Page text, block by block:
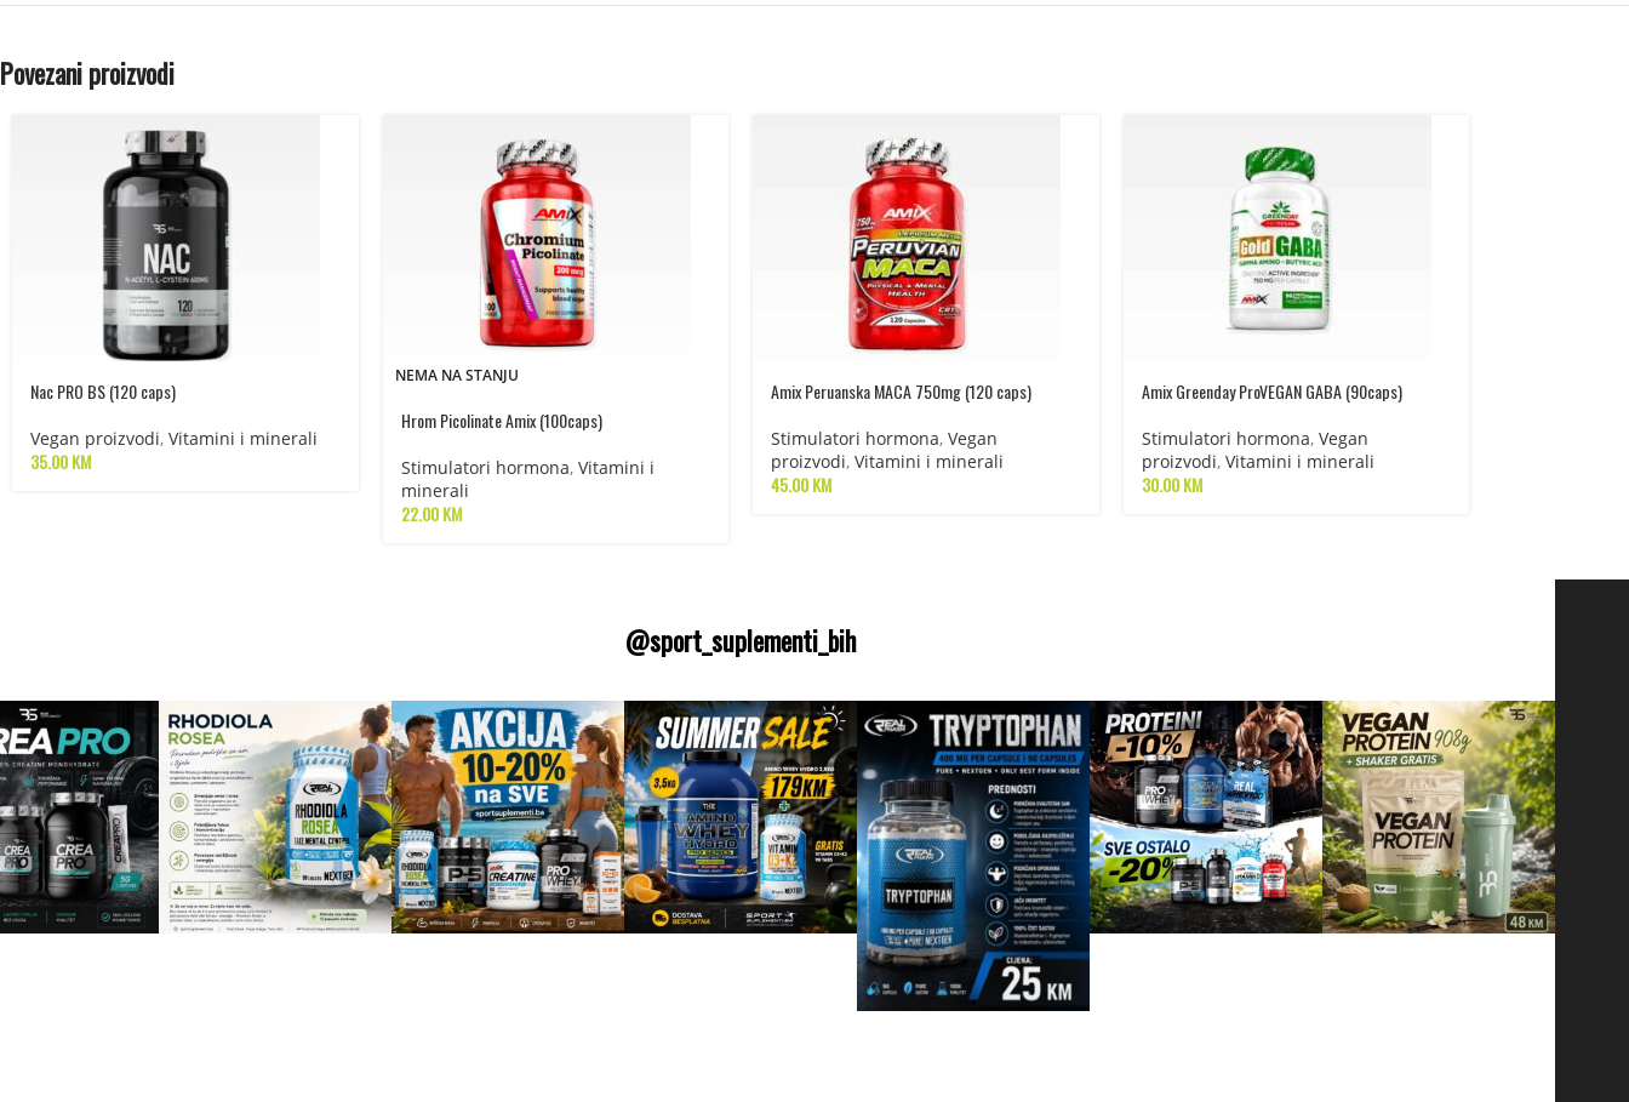
Povezani proizvodi
Nac PRO BS (120 caps)
Vegan proizvodi, Vitamini i minerali
35.00KM
NEMA NA STANJU
Hrom Picolinate Amix (100caps)
Stimulatori hormona, Vitamini i
minerali
22.00KM
Amix Peruanska MACA 750mg (120 caps)
Stimulatori hormona, Vegan
proizvodi, Vitamini i minerali
45.00KM
Amix Greenday ProVEGAN GABA (90caps)
Stimulatori hormona, Vegan
proizvodi, Vitamini i minerali
30.00KM
@sport_suplementi_bih